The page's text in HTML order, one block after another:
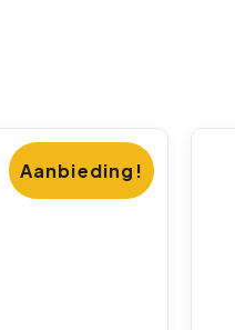
Aanbieding!